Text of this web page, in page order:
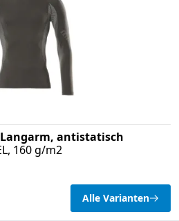
antistatisch
160 g/m2
Alle Varianten